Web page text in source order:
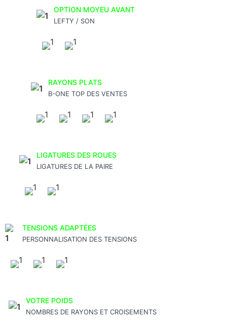
OPTION MOYEU AVANT
LEFTY / SON
RAYONS PLATS
B-ONE TOP DES VENTES
LIGATURES DES ROUES
LIGATURES DE LA PAIRE
TENSIONS ADAPTÉES
PERSONNALISATION DES TENSIONS
VOTRE POIDS
NOMBRES DE RAYONS ET CROISEMENTS